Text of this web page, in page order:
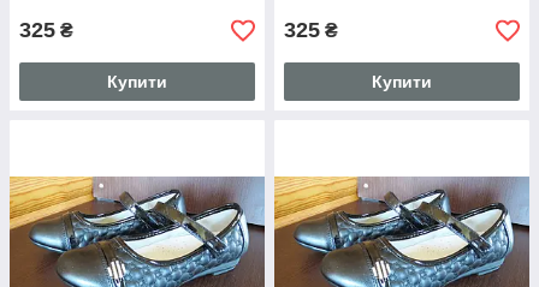
325 ₴
Купити
325 ₴
Купити